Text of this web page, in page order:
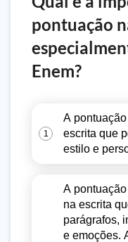
pontuação
Enem?
1
A
escrita que
estilo e
A
na escrita
parágrafos,
e emoções.